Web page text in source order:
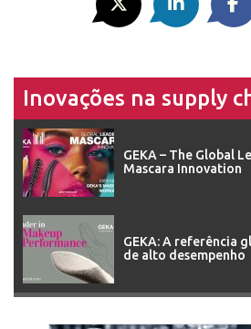
Inovações na supply
GEKA – The Global
Mascara Innovation
GEKA: A referência
de alto desempenho